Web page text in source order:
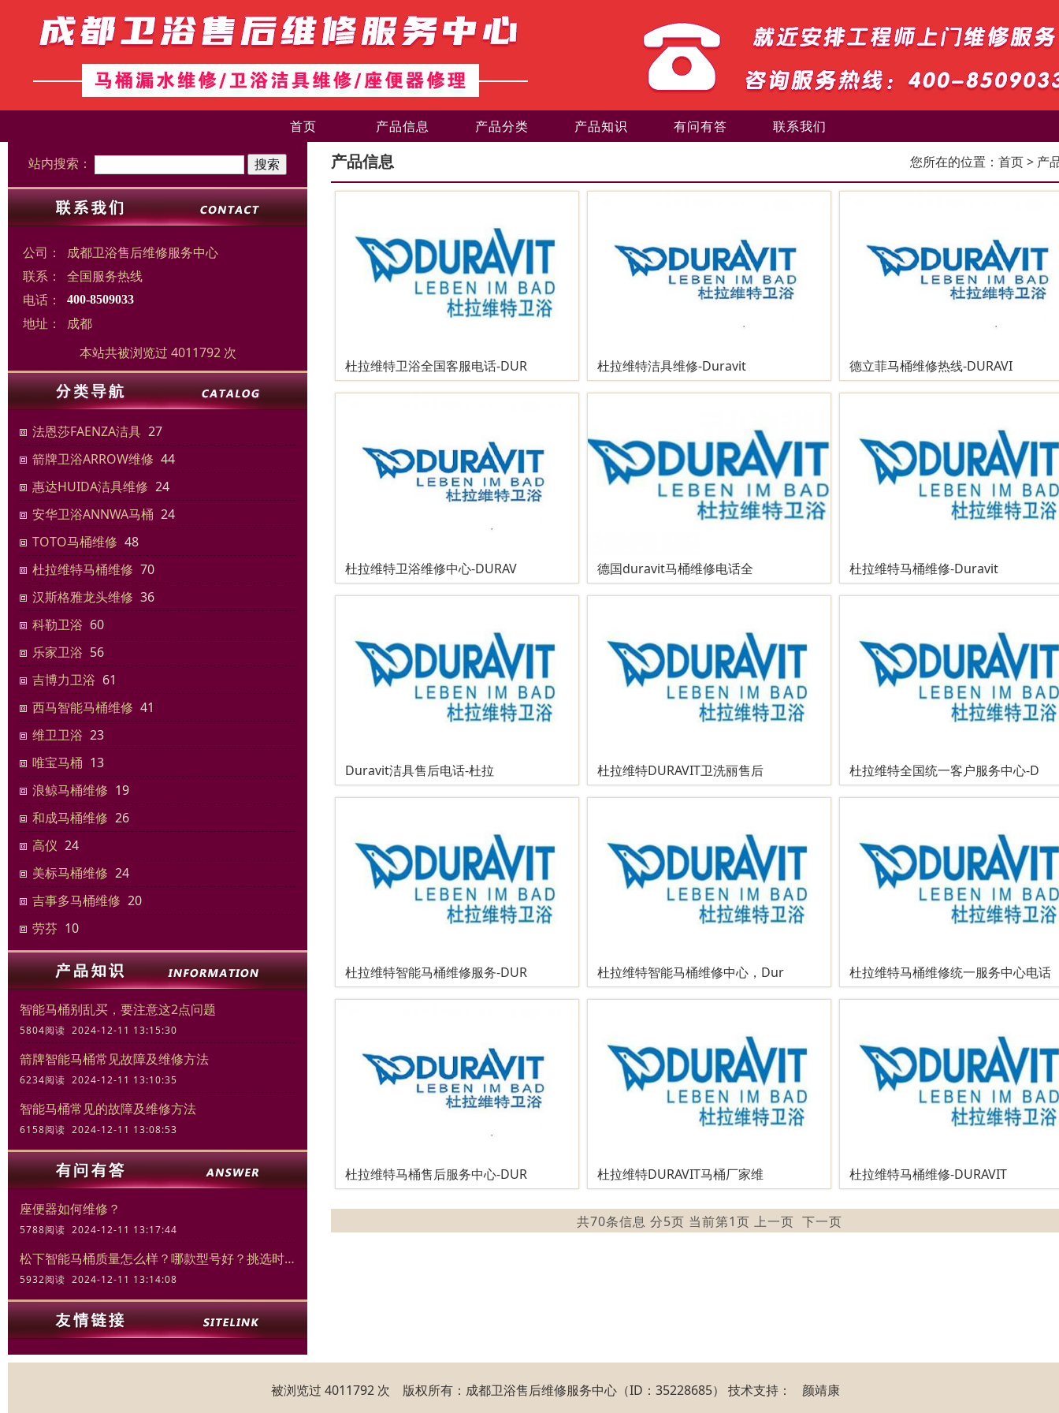
首页 产品信息 产品分类 产品知识 有问有答 联系我们
站内搜索：
公司：
成都卫浴售后维修服务中心
联系：
全国服务热线
电话：
400-8509033
地址：
成都
本站共被浏览过 4011792 次
法恩莎FAENZA洁具 27
箭牌卫浴ARROW维修 44
惠达HUIDA洁具维修 24
安华卫浴ANNWA马桶 24
TOTO马桶维修 48
杜拉维特马桶维修 70
汉斯格雅龙头维修 36
科勒卫浴 60
乐家卫浴 56
吉博力卫浴 61
西马智能马桶维修 41
维卫卫浴 23
唯宝马桶 13
浪鲸马桶维修 19
和成马桶维修 26
高仪 24
美标马桶维修 24
吉事多马桶维修 20
劳芬 10
智能马桶别乱买，要注意这2点问题
5804阅读 2024-12-11 13:15:30
箭牌智能马桶常见故障及维修方法
6234阅读 2024-12-11 13:10:35
智能马桶常见的故障及维修方法
6158阅读 2024-12-11 13:08:53
座便器如何维修？
5788阅读 2024-12-11 13:17:44
松下智能马桶质量怎么样？哪款型号好？挑选时的关键要素
5932阅读 2024-12-11 13:14:08
产品信息 您所在的位置： 首页> 产
杜拉维特卫浴全国客服电话-DUR 杜拉维特洁具维修-Duravit 德立菲马桶维修热线-DURAVI
杜拉维特卫浴维修中心-DURAV 德国duravit马桶维修电话全 杜拉维特马桶维修-Duravit
Duravit洁具售后电话-杜拉 杜拉维特DURAVIT卫洗丽售后 杜拉维特全国统一客户服务中心-D
杜拉维特智能马桶维修服务-DUR 杜拉维特智能马桶维修中心，Dur 杜拉维特马桶维修统一服务中心电话
杜拉维特马桶售后服务中心-DUR 杜拉维特DURAVIT马桶厂家维 杜拉维特马桶维修-DURAVIT
共70条信息 分5页 当前第1页 上一页 下一页
被浏览过 4011792 次 版权所有：成都卫浴售后维修服务中心（ID：35228685） 技术支持 ： 颜靖康